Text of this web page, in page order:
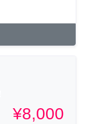
¥8,000